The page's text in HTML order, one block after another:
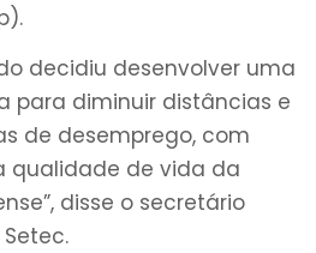
decidiu desenvolver uma
para diminuir distâncias e
de desemprego, com
qualidade de vida da
disse o secretário